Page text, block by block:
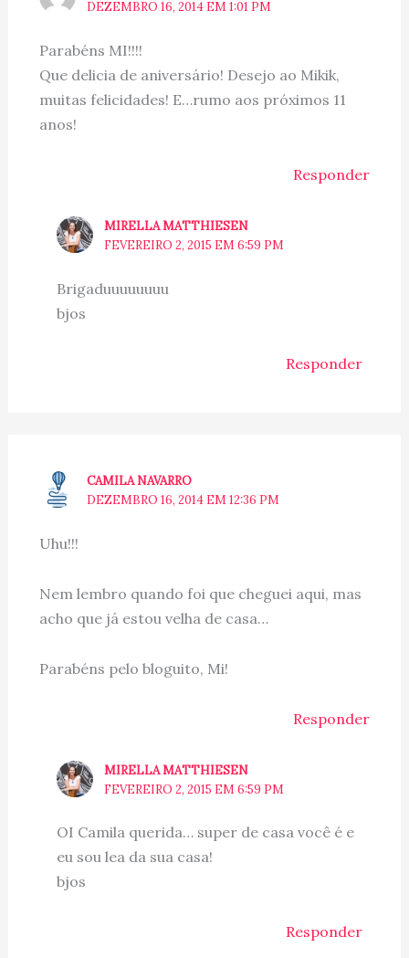
DEZEMBRO 16, 2014 EM 1:01 PM
Parabéns MI!!!!
Que delicia de aniversário! Desejo ao Mikik,
muitas felicidades! E…rumo aos próximos 11
anos!
Responder
MIRELLA MATTHIESEN
FEVEREIRO 2, 2015 EM 6:59 PM
Brigaduuuuuuuu
bjos
Responder
CAMILA NAVARRO
DEZEMBRO 16, 2014 EM 12:36 PM
Uhu!!!
Nem lembro quando foi que cheguei aqui, mas
acho que já estou velha de casa…
Parabéns pelo bloguito, Mi!
Responder
MIRELLA MATTHIESEN
FEVEREIRO 2, 2015 EM 6:59 PM
OI Camila querida… super de casa você é e
eu sou lea da sua casa!
bjos
Responder